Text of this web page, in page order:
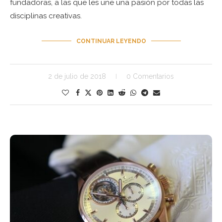
fundadoras, a las que les une una pasión por todas las
disciplinas creativas.
CONTINUAR LEYENDO
2 de julio de 2018 0 Comentarios